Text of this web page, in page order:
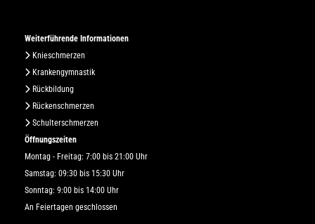
Weiterführende Informationen
 Knieschmerzen
 Krankengymnastik
 Rückbildung
 Rückenschmerzen
 Schulterschmerzen
Öffnungszeiten
Montag - Freitag: 7:00 bis 21:00 Uhr
Samstag: 09:30 bis 15:30 Uhr
Sonntag: 9:00 bis 14:00 Uhr
An Feiertagen geschlossen